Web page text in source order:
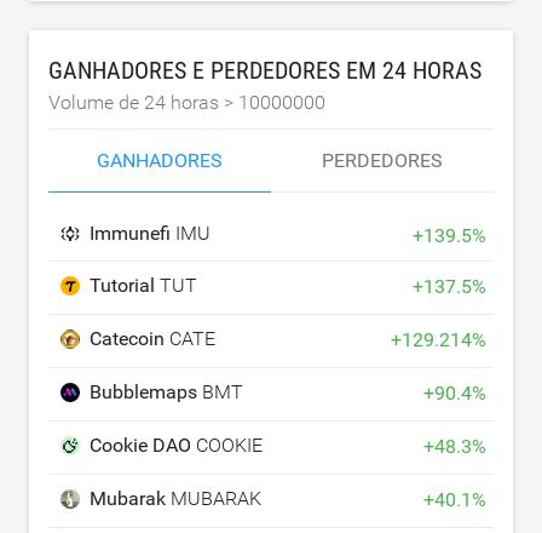
GANHADORES E PERDEDORES EM 24 HORAS
Volume de 24 horas > 10000000
GANHADORES PERDEDORES
Immunefi IMU +139.5%
Tutorial TUT +137.5%
Catecoin CATE +129.214%
Bubblemaps BMT +90.4%
Cookie DAO COOKIE +48.3%
Mubarak MUBARAK +40.1%